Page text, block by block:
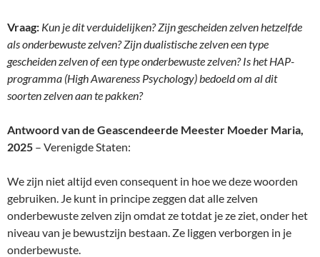
Vraag: Kun je dit verduidelijken? Zijn gescheiden zelven hetzelfde
als onderbewuste zelven? Zijn dualistische zelven een type
gescheiden zelven of een type onderbewuste zelven? Is het HAP-
programma (High Awareness Psychology) bedoeld om al dit
soorten zelven aan te pakken?
Antwoord van de Geascendeerde Meester Moeder Maria,
2025 – Verenigde Staten:
We zijn niet altijd even consequent in hoe we deze woorden
gebruiken. Je kunt in principe zeggen dat alle zelven
onderbewuste zelven zijn omdat ze totdat je ze ziet, onder het
niveau van je bewustzijn bestaan. Ze liggen verborgen in je
onderbewuste.